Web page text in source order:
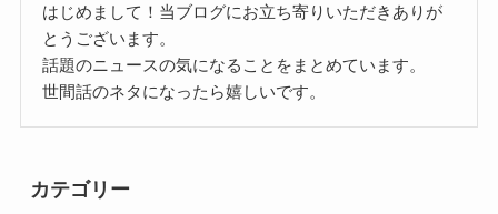
はじめまして！当ブログにお立ち寄りいただきありが
とうございます。
話題のニュースの気になることをまとめています。
世間話のネタになったら嬉しいです。
カテゴリー